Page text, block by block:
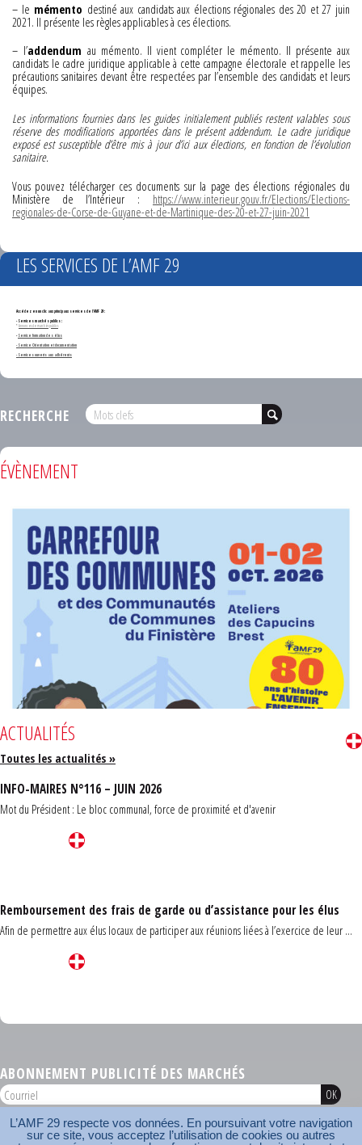
– le mémento destiné aux candidats aux élections régionales des 20 et 27 juin
2021. Il présente les règles applicables à ces élections.
– l’addendum au mémento. Il vient compléter le mémento. Il présente aux
candidats le cadre juridique applicable à cette campagne électorale et rappelle les
précautions sanitaires devant être respectées par l’ensemble des candidats et leurs
équipes.
Les informations fournies dans les guides initialement publiés restent valables sous
réserve des modifications apportées dans le présent addendum. Le cadre juridique
exposé est susceptible d’être mis à jour d’ici aux élections, en fonction de l’évolution
sanitaire.
Vous pouvez télécharger ces documents sur la page des élections régionales du
Ministère de l’Intérieur : https://www.interieur.gouv.fr/Elections/Elections-
regionales-de-Corse-de-Guyane-et-de-Martinique-des-20-et-27-juin-2021
LES SERVICES DE L’AMF 29
Accédez en un clic aux principaux services de l'AMF 29 :
- Services marchés publics :
*Annonces de marchés publics
-Service formation des élus
- Service Orientation et documentation
- Services ouverts aux adhérents
RECHERCHE
ÉVÈNEMENT
ACTUALITÉS
Toutes les actualités »
INFO-MAIRES N°116 – JUIN 2026
Mot du Président : Le bloc communal, force de proximité et d'avenir
Remboursement des frais de garde ou d’assistance pour les élus
Afin de permettre aux élus locaux de participer aux réunions liées à l’exercice de leur ...
ABONNEMENT PUBLICITÉ DES MARCHÉS
AMF 29 © 2026
Plan du site Nos coordonnées Mentions légales Contact
L’AMF 29 respecte vos données. En poursuivant votre navigation
sur ce site, vous acceptez l’utilisation de cookies ou autres